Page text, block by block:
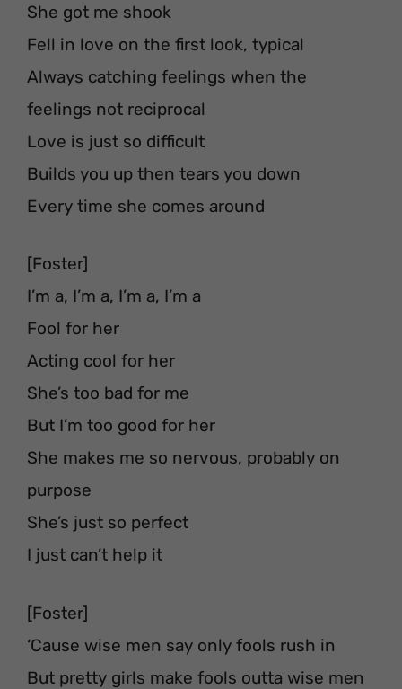
She got me shook
Fell in love on the first look, typical
Always catching feelings when the
feelings not reciprocal
Love is just so difficult
Builds you up then tears you down
Every time she comes around
[Foster]
I’m a, I’m a, I’m a, I’m a
Fool for her
Acting cool for her
She’s too bad for me
But I’m too good for her
She makes me so nervous, probably on
purpose
She’s just so perfect
I just can’t help it
[Foster]
‘Cause wise men say only fools rush in
But pretty girls make fools outta wise men